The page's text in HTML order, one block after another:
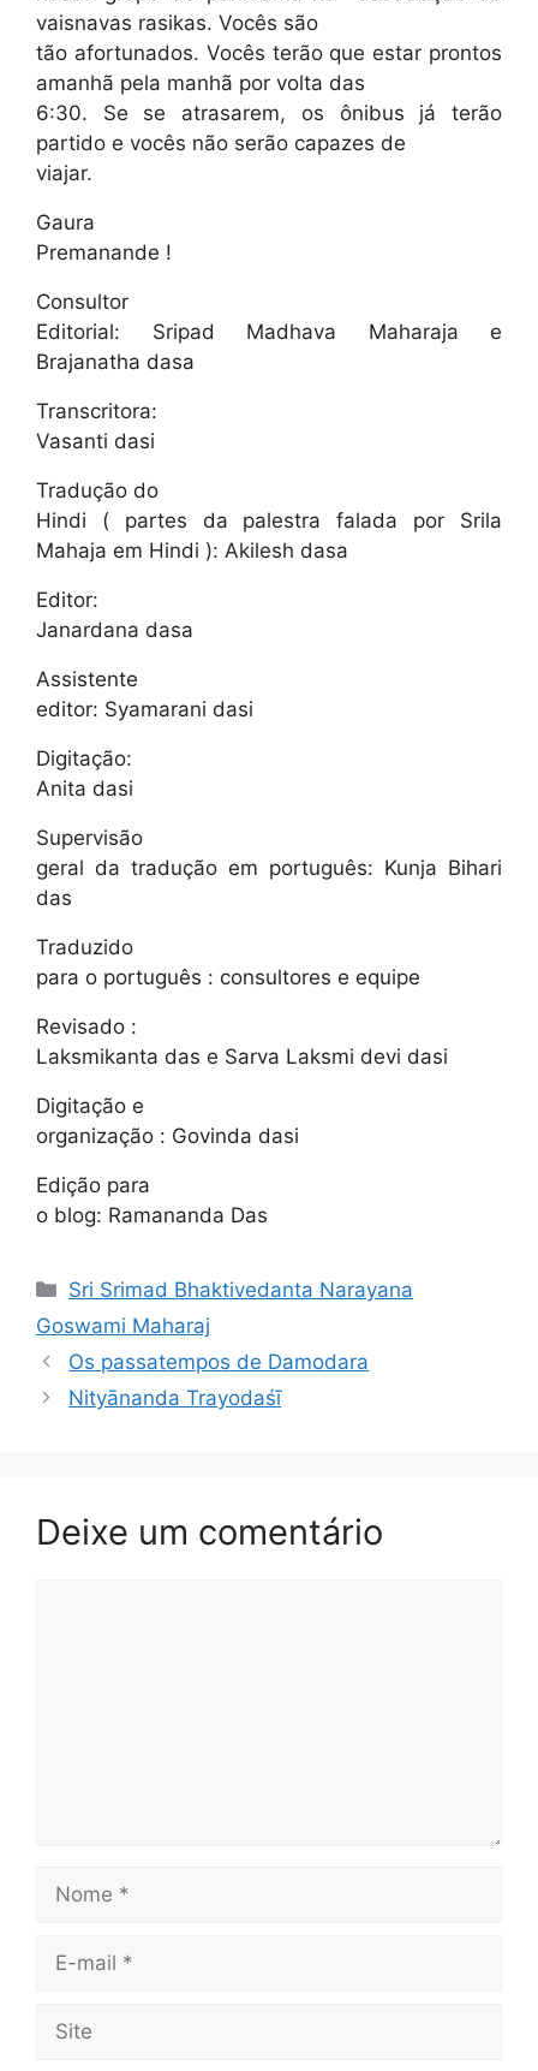
vaisnavas rasikas. Vocês são
tão afortunados. Vocês terão que estar prontos
amanhã pela manhã por volta das
6:30. Se se atrasarem, os ônibus já terão
partido e vocês não serão capazes de
viajar.
Gaura
Premanande !
Consultor
Editorial: Sripad Madhava Maharaja e
Brajanatha dasa
Transcritora:
Vasanti dasi
Tradução do
Hindi ( partes da palestra falada por Srila
Mahaja em Hindi ): Akilesh dasa
Editor:
Janardana dasa
Assistente
editor: Syamarani dasi
Digitação:
Anita dasi
Supervisão
geral da tradução em português: Kunja Bihari
das
Traduzido
para o português : consultores e equipe
Revisado :
Laksmikanta das e Sarva Laksmi devi dasi
Digitação e
organização : Govinda dasi
Edição para
o blog: Ramananda Das
Categorias
Sri Srimad Bhaktivedanta Narayana
Goswami Maharaj
Os passatempos de Damodara
Nityānanda Trayodaśī
Deixe um comentário
mail